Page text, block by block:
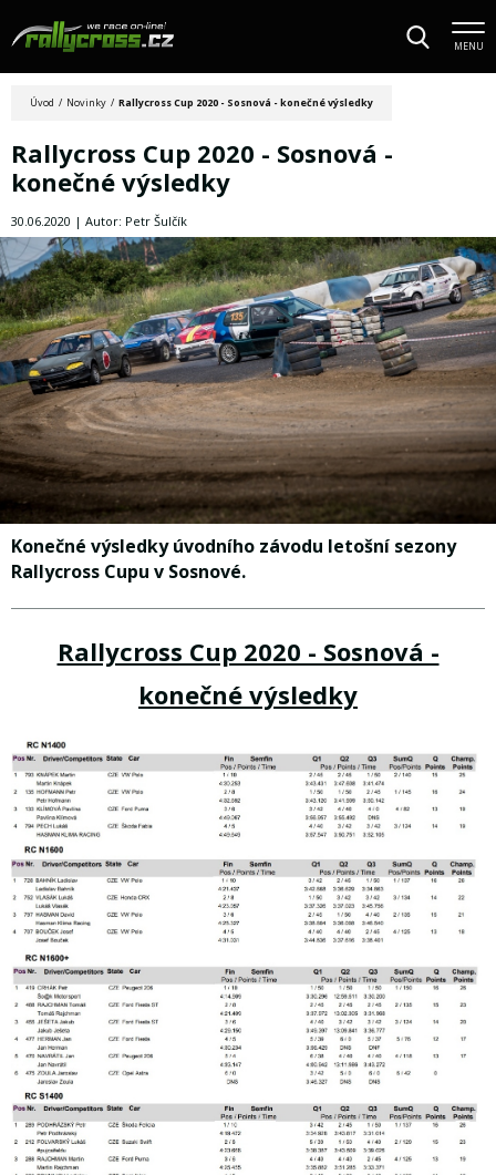
MENU
Úvod / Novinky / Rallycross Cup 2020 - Sosnová - konečné výsledky
Rallycross Cup 2020 - Sosnová -
konečné výsledky
30.06.2020 | Autor: Petr Šulčík
Konečné výsledky úvodního závodu letošní sezony
Rallycross Cupu v Sosnové.
Rallycross Cup 2020 - Sosnová -
konečné výsledky